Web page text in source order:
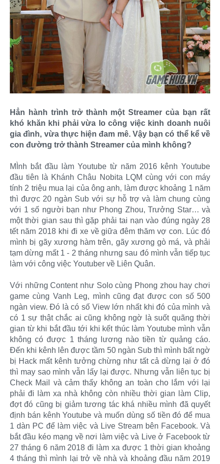
Hẳn hành trình trở thành một Streamer của bạn rất
khó khăn khi phải vừa lo công việc kinh doanh nuôi
gia đình, vừa thực hiện đam mê. Vậy bạn có thể kể về
con đường trở thành Streamer của mình không?
MÌnh bắt đầu làm Youtube từ năm 2016 kênh Youtube
đầu tiên là Khánh Châu Nobita LQM cùng với con máy
tính 2 triệu mua lại của ông anh, làm được khoảng 1 năm
thì được 20 ngàn Sub với sự hỗ trợ và làm chung cùng
với 1 số người bạn như Phong Zhou, Trưởng Star… và
một thời gian sau thì gặp phải tai nạn vào đúng ngày 28
tết năm 2018 khi đi xe về giữa đêm thăm vợ con. Lúc đó
mình bị gãy xương hàm trên, gãy xương gò má, và phải
tạm dừng mất 1 - 2 tháng nhưng sau đó mình vẫn tiếp tục
làm với công việc Youtuber về Liên Quân.
Với những Content như Solo cùng Phong zhou hay chơi
game cùng Vanh Leg, mình cũng đạt được con số 500
ngàn view. Đó là có số View lớn nhất khi đó của mình và
có 1 sự thật chắc ai cũng không ngờ là suốt quãng thời
gian từ khi bắt đầu tới khi kết thúc làm Youtube mình vẫn
không có được 1 tháng lương nào tiền từ quảng cáo.
Đến khi kênh lên được tầm 50 ngàn Sub thì mình bất ngờ
bị Hack mất kênh tưởng chừng như tất cả dừng lại ở đó
thì may sao mình vẫn lấy lại được. Nhưng vẫn liên tục bị
Check Mail và cảm thấy không an toàn cho lắm với lại
phải đi làm xa nhà không còn nhiều thời gian làm Clip,
đợt đó cũng bị giảm tương tác khá nhiều mình đã quyết
định bán kênh Youtube và muốn dùng số tiền đó để mua
1 dàn PC để làm việc và Live Stream bên Facebook. Và
bắt đầu kéo mạng về nơi làm việc và Live ở Facebook từ
27 tháng 6 năm 2018 đi làm xa được 1 thời gian khoảng
4 tháng thì mình lại trở về nhà và khoảng đầu năm 2019